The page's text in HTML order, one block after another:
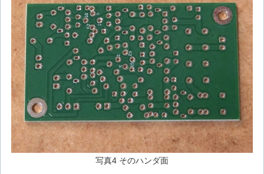
写真4 そのハンダ面